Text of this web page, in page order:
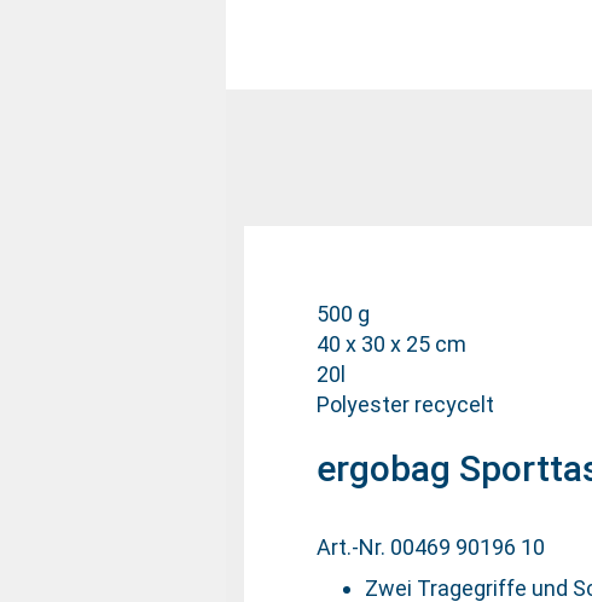
500 g
40 x 30 x 25 cm
20l
Polyester recycelt
ergobag
Art.-Nr. 00469 90196 10
Zwei Tragegriffe und